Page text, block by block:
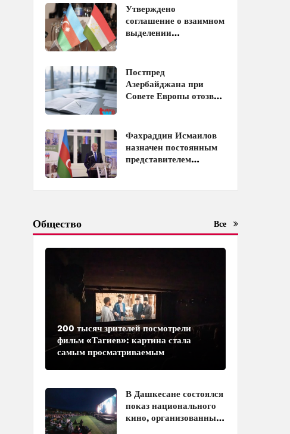
Утверждено
соглашение о взаимном
выделении
и Таджикистаном
Постпред
Азербайджана при
Совете Европы отозван
Фахраддин Исмаилов
назначен постоянным
представителем
Общество Все
200 тысяч зрителей посмотрели
фильм «Тагиев»: картина стала
самым просматриваемым
В Дашкесане состоялся
показ национального
кино, организованный